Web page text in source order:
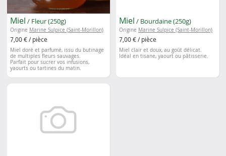
Miel / Fleur (250g)
Origine Marine Sulpice (Saint-Morillon)
7,00 € / pièce
Miel doré et parfumé, issu du butinage
de multiples fleurs sauvages.
Parfait pour sucrer vos infusions,
yaourts ou tartines du matin.
Miel / Bourdaine (250g)
Origine Marine Sulpice (Saint-Morillon)
7,00 € / pièce
Miel clair et doux, au goût délicat.
Idéal en tisane, yaourt ou pâtisserie.